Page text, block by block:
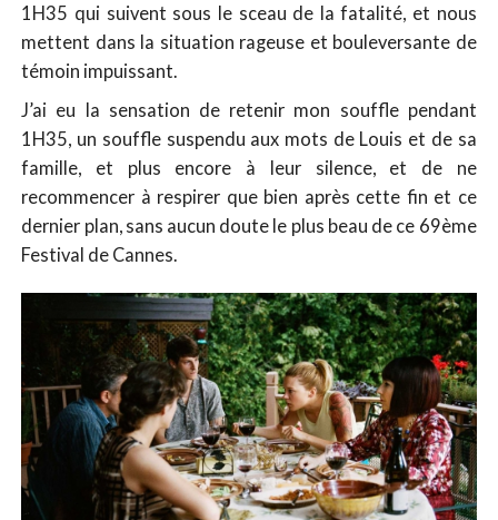
1H35 qui suivent sous le sceau de la fatalité, et nous
mettent dans la situation rageuse et bouleversante de
témoin impuissant.
J’ai eu la sensation de retenir mon souffle pendant
1H35, un souffle suspendu aux mots de Louis et de sa
famille, et plus encore à leur silence, et de ne
recommencer à respirer que bien après cette fin et ce
dernier plan, sans aucun doute le plus beau de ce 69ème
Festival de Cannes.